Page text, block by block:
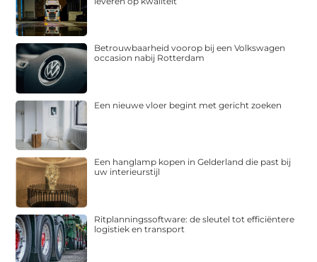
Betrouwbaarheid voorop bij een Volkswagen
occasion nabij Rotterdam
Een nieuwe vloer begint met gericht zoeken
Een hanglamp kopen in Gelderland die past bij
uw interieurstijl
Ritplanningssoftware: de sleutel tot efficiëntere
logistiek en transport